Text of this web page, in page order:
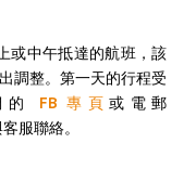
或中午抵達的航班，該
調整。第一天的行程受
FB 專頁或電郵
服聯絡。